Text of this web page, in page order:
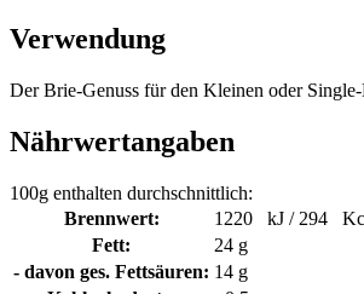
Verwendung
Der Brie-Genuss für den Kleinen oder
Nährwertangaben
100g enthalten durchschnittlich:
Brennwert:
1220 kJ / 294
Fett:
24 g
- davon ges. Fettsäuren: 14 g